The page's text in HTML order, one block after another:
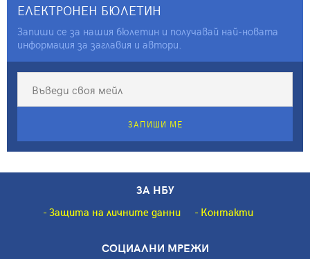
ЕЛЕКТРОНЕН БЮЛЕТИН
Запиши се за нашия бюлетин и получавай най-новата
информация за заглавия и автори.
ЗАПИШИ МЕ
ЗА НБУ
Защита на личните данни Контакти
СОЦИАЛНИ МРЕЖИ